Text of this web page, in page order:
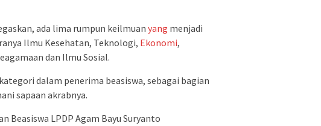
ada lima rumpun keilmuan yang menjadi
Ilmu Kesehatan, Teknologi, Ekonomi,
dan Ilmu Sosial.
dalam penerima beasiswa, sebagai bagian
sapaan akrabnya.
Beasiswa LPDP Agam Bayu Suryanto